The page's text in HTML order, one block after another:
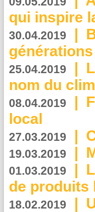
qui inspire
30.04.2019 |
25.04.2019 |
nom du
08.04.2019 |
local
27.03.2019 |
19.03.2019 |
01.03.2019 |
de produits
18.02.2019 |